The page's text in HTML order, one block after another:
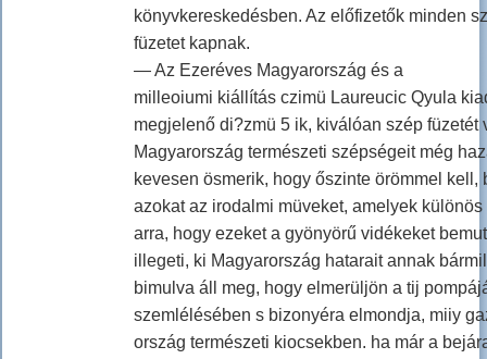
könyvkereskedésben. Az előfizetők minden
füzetet kapnak.
— Az Ezeréves Magyarország és a
milleoiumi kiállítás czimü Laureucic Qyula
megjelenő di?zmü 5 ik, kiválóan szép füzetét
Magyarország természeti szépségeit még
kevesen ösmerik, hogy őszinte örömmel kell,
azokat az irodalmi müveket, amelyek különös
arra, hogy ezeket a gyönyörű vidékeket
illegeti, ki Magyarország hatarait annak
bimulva áll meg, hogy elmerüljön a tij
szemlélésében s bizonyéra elmondja, miiy
ország természeti kiocsekben. ha már a